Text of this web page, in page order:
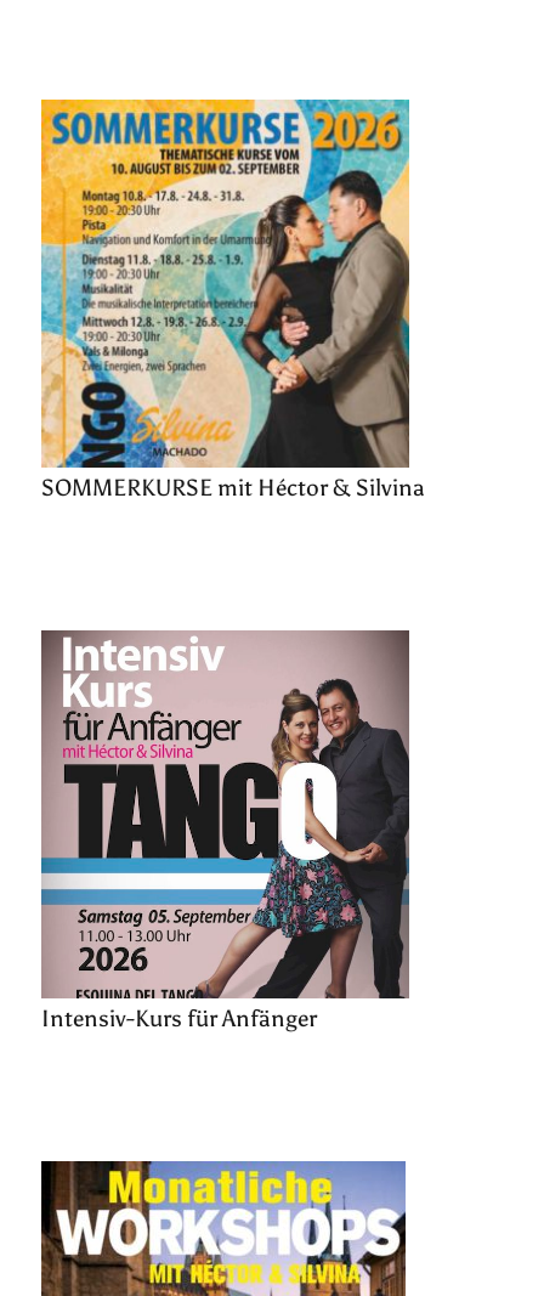
SOMMERKURSE mit Héctor & Silvina
Intensiv-Kurs für Anfänger